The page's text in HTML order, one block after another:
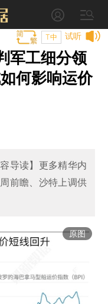
试听
T中
军工细分领
何影响运价
导读】更多精华内
前瞻、沙特上调供
原图